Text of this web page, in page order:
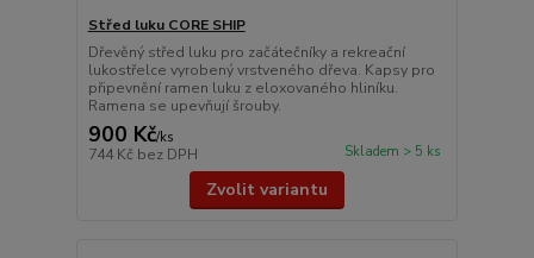
Střed luku CORE SHIP
Dřevěný střed luku pro začátečníky a rekreační
lukostřelce vyrobený vrstveného dřeva. Kapsy pro
připevnění ramen luku z eloxovaného hliníku.
Ramena se upevňují šrouby.
900 Kč/ks
744 Kč bez DPH Skladem > 5 ks
Zvolit variantu